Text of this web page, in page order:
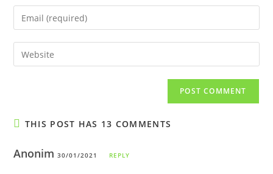
name
comment
Enter
your
email
address
Enter
your
THIS POST HAS 13 COMMENTS
Anonim30/01/2021 REPLY